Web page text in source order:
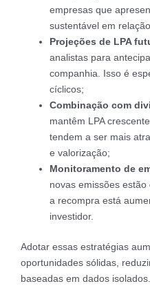
empresas que
sustentável em
Projeções de LPA
analistas para
companhia. Isso é
cíclicos;
Combinação com
mantêm LPA
tendem a ser mais
e valorização;
Monitoramento de
novas emissões
a recompra está
investidor.
Adotar essas estratégias
oportunidades sólidas,
baseadas em dados isolados.